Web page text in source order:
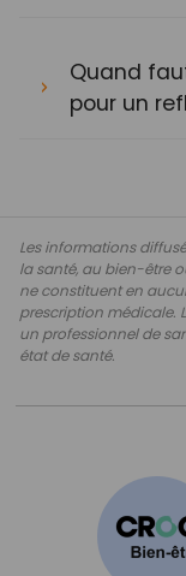
Quand
pour un
Les informations
la santé, au bien-être
ne constituent en
prescription médicale.
un professionnel de
état de santé.